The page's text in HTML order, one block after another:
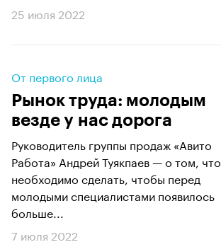
25 июля 2022
От первого лица
Рынок труда: молодым
везде у нас дорога
Руководитель группы продаж «Авито
Работа» Андрей Туякпаев — о том, что
необходимо сделать, чтобы перед
молодыми специалистами появилось
больше...
7 июля 2022